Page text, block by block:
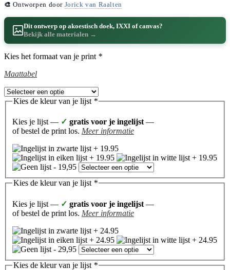
🎨Ontworpen door Jorick van Raalten
Dit ontwerp op akoestisch doek, IXXI of canvas?
Bekijk alle materialen →
Kies het formaat van je print *
Maattabel
Kies de kleur van je lijst *
Kies je lijst — ✓ gratis voor je ingelijst —
of bestel de print los. Meer informatie
Kies de kleur van je lijst *
Kies je lijst — ✓ gratis voor je ingelijst —
of bestel de print los. Meer informatie
Kies de kleur van je lijst *